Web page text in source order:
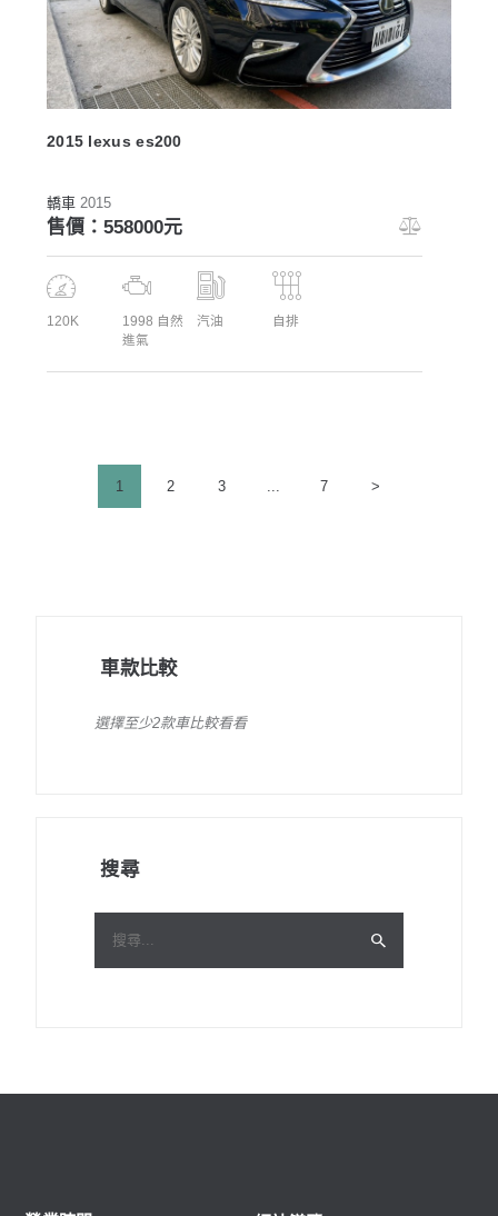
2015 lexus es200
轎車 2015
售價：558000元
120K
1998 自然
進氣
汽油 自排
PAGE
1 PAGE
2 PAGE
3 ... PAGE
7 >
車款比較
選擇至少2款車比較看看
搜尋
關